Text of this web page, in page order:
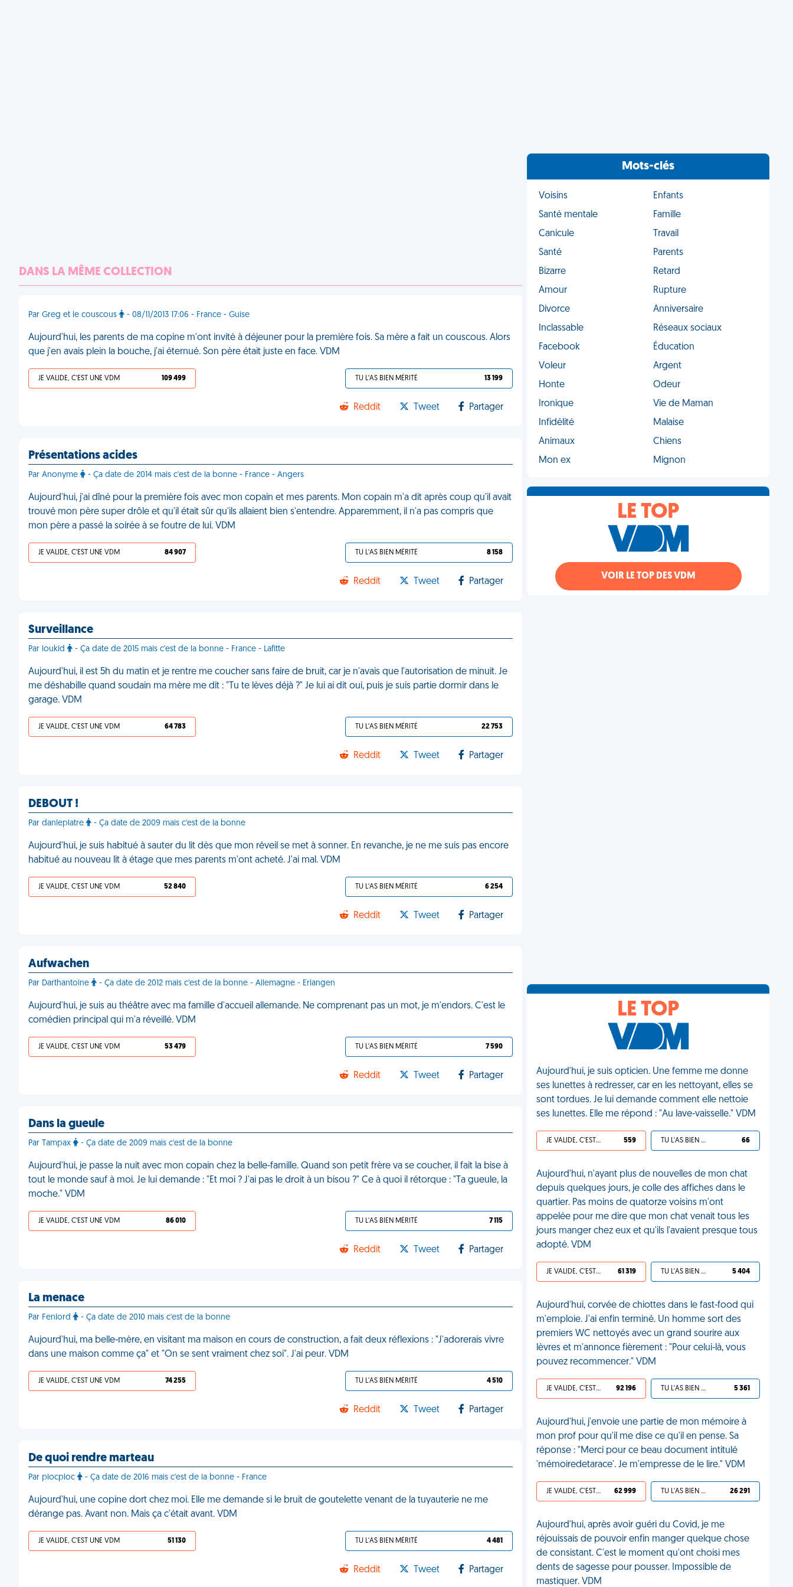
DANS LA MÊME COLLECTION
Par Greg et le couscous - 08/11/2013 17:06 - France - Guise
Aujourd'hui, les parents de ma copine m'ont invité à déjeuner pour la première fois. Sa mère a fait un couscous. Alors
que j'en avais plein la bouche, j'ai éternué. Son père était juste en face. VDM
JE VALIDE, C'EST UNE VDM 109 499 TU L'AS BIEN MÉRITÉ 13 199
Reddit Tweet Partager
Présentations acides
Par Anonyme - Ça date de 2014 mais c'est de la bonne - France - Angers
Aujourd'hui, j'ai dîné pour la première fois avec mon copain et mes parents. Mon copain m'a dit après coup qu'il avait
trouvé mon père super drôle et qu'il était sûr qu'ils allaient bien s'entendre. Apparemment, il n'a pas compris que
mon père a passé la soirée à se foutre de lui. VDM
JE VALIDE, C'EST UNE VDM 84 907 TU L'AS BIEN MÉRITÉ 8 158
Reddit Tweet Partager
Surveillance
Par loukid - Ça date de 2015 mais c'est de la bonne - France - Lafitte
Aujourd'hui, il est 5h du matin et je rentre me coucher sans faire de bruit, car je n'avais que l'autorisation de minuit. Je
me déshabille quand soudain ma mère me dit : "Tu te lèves déjà ?" Je lui ai dit oui, puis je suis partie dormir dans le
garage. VDM
JE VALIDE, C'EST UNE VDM 64 783 TU L'AS BIEN MÉRITÉ 22 753
Reddit Tweet Partager
DEBOUT !
Par danleplatre - Ça date de 2009 mais c'est de la bonne
Aujourd'hui, je suis habitué à sauter du lit dès que mon réveil se met à sonner. En revanche, je ne me suis pas encore
habitué au nouveau lit à étage que mes parents m'ont acheté. J'ai mal. VDM
JE VALIDE, C'EST UNE VDM 52 840 TU L'AS BIEN MÉRITÉ 6 254
Reddit Tweet Partager
Aufwachen
Par Darthantoine - Ça date de 2012 mais c'est de la bonne - Allemagne - Erlangen
Aujourd'hui, je suis au théâtre avec ma famille d'accueil allemande. Ne comprenant pas un mot, je m'endors. C'est le
comédien principal qui m'a réveillé. VDM
JE VALIDE, C'EST UNE VDM 53 479 TU L'AS BIEN MÉRITÉ 7 590
Reddit Tweet Partager
Dans la gueule
Par Tampax - Ça date de 2009 mais c'est de la bonne
Aujourd'hui, je passe la nuit avec mon copain chez la belle-famille. Quand son petit frère va se coucher, il fait la bise à
tout le monde sauf à moi. Je lui demande : "Et moi ? J'ai pas le droit à un bisou ?" Ce à quoi il rétorque : "Ta gueule, la
moche." VDM
JE VALIDE, C'EST UNE VDM 86 010 TU L'AS BIEN MÉRITÉ 7 115
Reddit Tweet Partager
La menace
Par Fenlord - Ça date de 2010 mais c'est de la bonne
Aujourd'hui, ma belle-mère, en visitant ma maison en cours de construction, a fait deux réflexions : "J'adorerais vivre
dans une maison comme ça" et "On se sent vraiment chez soi". J'ai peur. VDM
JE VALIDE, C'EST UNE VDM 74 255 TU L'AS BIEN MÉRITÉ 4 510
Reddit Tweet Partager
De quoi rendre marteau
Par plocploc - Ça date de 2016 mais c'est de la bonne - France
Aujourd'hui, une copine dort chez moi. Elle me demande si le bruit de goutelette venant de la tuyauterie ne me
dérange pas. Avant non. Mais ça c'était avant. VDM
JE VALIDE, C'EST UNE VDM 51 130 TU L'AS BIEN MÉRITÉ 4 481
Reddit Tweet Partager
Mots-clés
Voisins
Enfants
Santé mentale
Famille
Canicule
Travail
Santé
Parents
Bizarre
Retard
Amour
Rupture
Divorce
Anniversaire
Inclassable
Réseaux sociaux
Facebook
Éducation
Voleur
Argent
Honte
Odeur
Ironique
Vie de Maman
Infidélité
Malaise
Animaux
Chiens
Mon ex
Mignon
LE TOP
VOIR LE TOP DES VDM
LE TOP
Aujourd'hui, je suis opticien. Une femme me donne
ses lunettes à redresser, car en les nettoyant, elles se
sont tordues. Je lui demande comment elle nettoie
ses lunettes. Elle me répond : "Au lave-vaisselle." VDM
JE VALIDE, C'EST UNE VDM 559 TU L'AS BIEN MÉRITÉ 66
Aujourd'hui, n'ayant plus de nouvelles de mon chat
depuis quelques jours, je colle des affiches dans le
quartier. Pas moins de quatorze voisins m'ont
appelée pour me dire que mon chat venait tous les
jours manger chez eux et qu'ils l'avaient presque tous
adopté. VDM
JE VALIDE, C'EST UNE VDM 61 319 TU L'AS BIEN MÉRITÉ 5 404
Aujourd'hui, corvée de chiottes dans le fast-food qui
m'emploie. J'ai enfin terminé. Un homme sort des
premiers WC nettoyés avec un grand sourire aux
lèvres et m'annonce fièrement : "Pour celui-là, vous
pouvez recommencer." VDM
JE VALIDE, C'EST UNE VDM 92 196 TU L'AS BIEN MÉRITÉ 5 361
Aujourd'hui, j'envoie une partie de mon mémoire à
mon prof pour qu'il me dise ce qu'il en pense. Sa
réponse : "Merci pour ce beau document intitulé
'mémoiredetarace'. Je m'empresse de le lire." VDM
JE VALIDE, C'EST UNE VDM 62 999 TU L'AS BIEN MÉRITÉ 26 291
Aujourd'hui, après avoir guéri du Covid, je me
réjouissais de pouvoir enfin manger quelque chose
de consistant. C'est le moment qu'ont choisi mes
dents de sagesse pour pousser. Impossible de
mastiquer. VDM